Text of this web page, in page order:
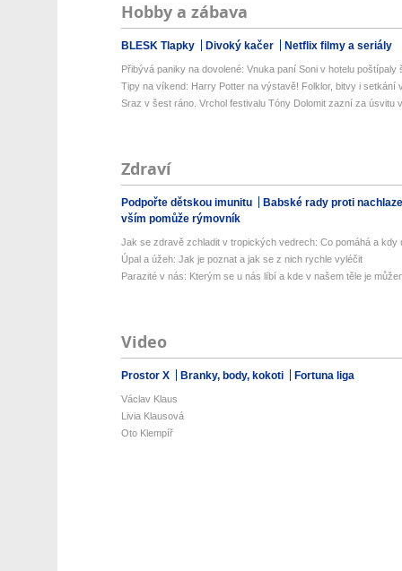
Hobby a zábava
BLESK Tlapky Divoký kačer Netflix filmy a seriály
Přibývá paniky na dovolené: Vnuka paní Soni v hotelu poštípaly
Tipy na víkend: Harry Potter na výstavě! Folklor, bitvy i setkání
Sraz v šest ráno. Vrchol festivalu Tóny Dolomit zazní za úsvitu
Zdraví
Podpořte dětskou imunitu
Babské rady proti
vším pomůže rýmovník
Jak se zdravě zchladit v tropických vedrech: Co pomáhá a kdy
Úpal a úžeh: Jak je poznat a jak se z nich rychle vyléčit
Parazité v nás: Kterým se u nás líbí a kde v našem těle je
Video
Prostor X Branky, body, kokoti Fortuna liga
Václav Klaus
Livia Klausová
Oto Klempíř